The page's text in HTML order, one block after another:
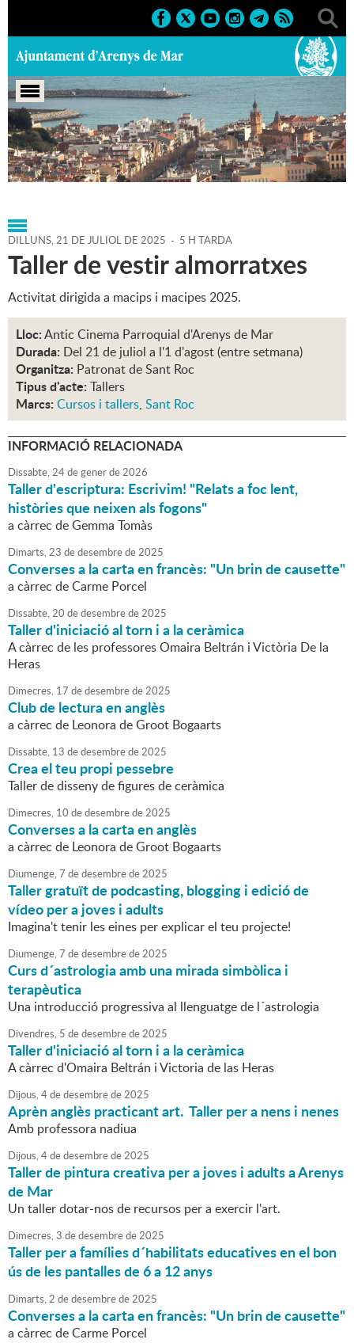
Portada > Agenda > 21-07-
2025 > Marcs > Culturals > 2025 > Cursos i tallers
DILLUNS,21 DE JULIOL DE 2025 - 5 H TARDA
Taller de vestir almorratxes
Activitat dirigida a macips i macipes 2025.
Lloc:Antic Cinema Parroquial d'Arenys de Mar
Durada: Del 21 de juliol a l'1 d'agost (entre setmana)
Organitza: Patronat de Sant Roc
Tipus d'acte: Tallers
Marcs: Cursos i tallers, Sant Roc
INFORMACIÓ RELACIONADA
Dissabte,24degenerde2026
Taller d'escriptura: Escrivim! "Relats a foc lent,
històries que neixen als fogons"
a càrrec de Gemma Tomàs
Dimarts,23 dedesembrede2025
Converses a la carta en francès: "Un brin de causette"
a càrrec de Carme Porcel
Dissabte,20 dedesembrede2025
Taller d'iniciació al torn i a la ceràmica
A càrrec de les professores Omaira Beltrán i Victòria De la
Heras
Dimecres, 17 dedesembrede2025
Club de lectura en anglès
a càrrec de Leonora de Groot Bogaarts
Dissabte, 13 dedesembrede2025
Crea el teu propi pessebre
Taller de disseny de figures de ceràmica
Dimecres, 10 dedesembrede2025
Converses a la carta en anglès
a càrrec de Leonora de Groot Bogaarts
Diumenge,7 dedesembrede2025
Taller gratuït de podcasting, blogging i edició de
vídeo per a joves i adults
Imagina't tenir les eines per explicar el teu projecte!
Diumenge,7 dedesembrede2025
Curs d´astrologia amb una mirada simbòlica i
terapèutica
Una introducció progressiva al llenguatge de l´astrologia
Divendres, 5 dedesembrede2025
Taller d'iniciació al torn i a la ceràmica
A càrrec d'Omaira Beltrán i Victoria de las Heras
Dijous,4dedesembrede2025
Aprèn anglès practicant art. Taller per a nens i nenes
Amb professora nadiua
Dijous,4dedesembrede2025
Taller de pintura creativa per a joves i adults a Arenys
de Mar
Un taller dotar-nos de recursos per a exercir l'art.
Dimecres,3 dedesembrede2025
Taller per a famílies d´habilitats educatives en el bon
ús de les pantalles de 6 a 12 anys
Dimarts,2 dedesembrede2025
Converses a la carta en francès: "Un brin de causette"
a càrrec de Carme Porcel